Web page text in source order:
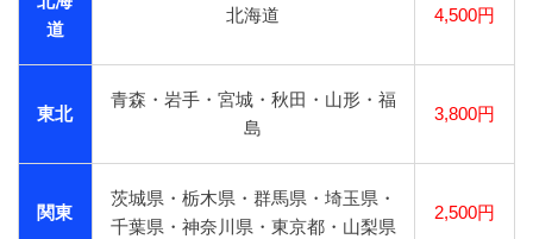
道
北海道 4,500円
東北
青森・岩手・宮城・秋田・山形・福
島
3,800円
関東
茨城県・栃木県・群馬県・埼玉県・
千葉県・神奈川県・東京都・山梨県
2,500円